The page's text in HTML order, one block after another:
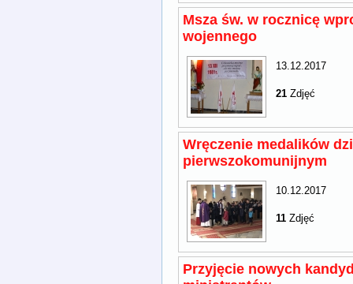
Msza św. w rocznicę
wojennego
13.12.2017
21 Zdjęć
Wręczenie medalików
pierwszokomunijnym
10.12.2017
11 Zdjęć
Przyjęcie nowych